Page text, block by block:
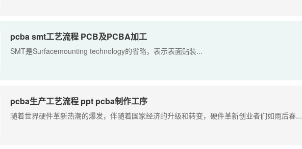
pcba smt工艺流程 PCB及PCBA加工
SMT是Surfacemounting technology的省略，表示表面贴装...
pcba生产工艺流程 ppt pcba制作工序
随着世界硬件革新热潮的爆发，伴随着国家经济的升级和转变，硬件革新创业者们如雨后春...